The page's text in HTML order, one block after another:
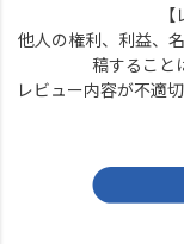
他人の権利、利益、
稿すること
レビュー内容が不適